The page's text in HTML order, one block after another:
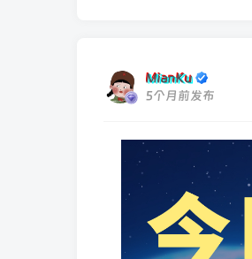
MianKu
5个月前发布